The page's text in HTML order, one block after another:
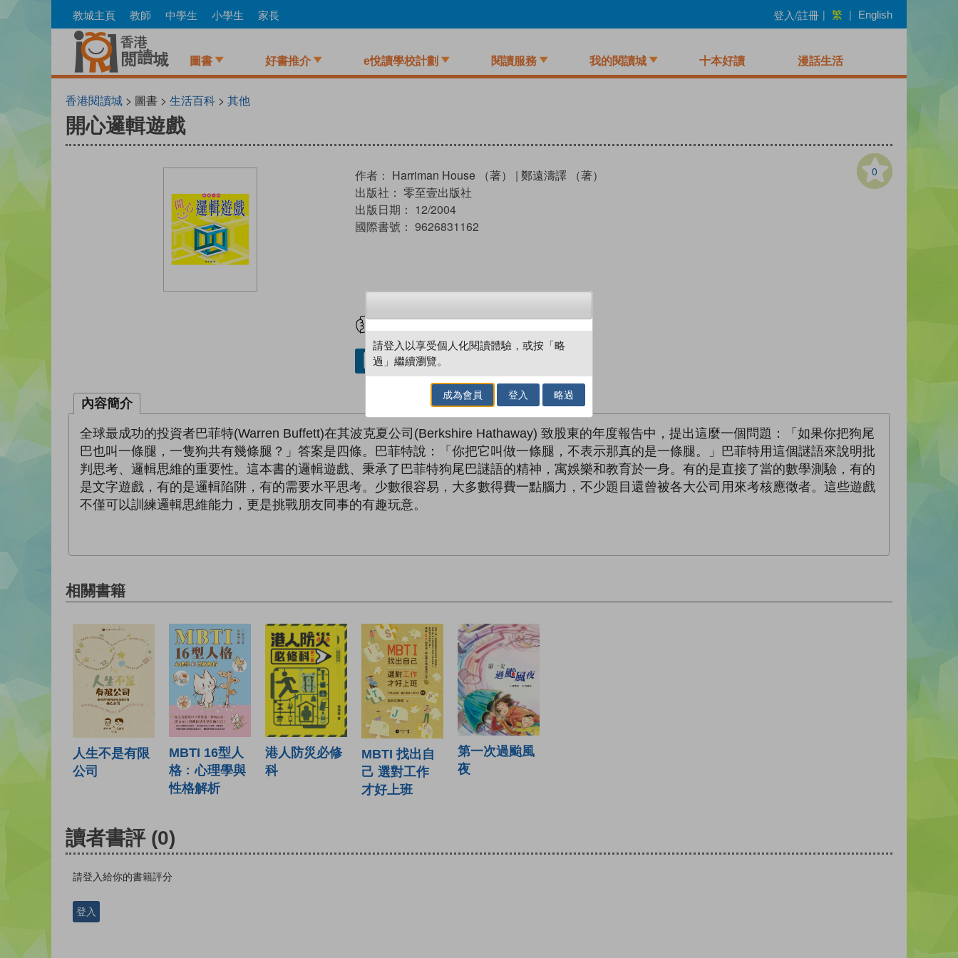
to
教城主頁 教師 中學生 小學生 家長 登入/註冊 | 繁 | English
圖書 好書推介 e悅讀學校計劃 閱讀服務 我的閱讀城 十本好讀 漫話生活
香港閱讀城 > 圖書 > 生活百科 > 其他
開心邏輯遊戲
0
作者： Harriman House （著） | 鄭遠濤譯 （著）
出版社： 零至壹出版社
出版日期： 12/2004
國際書號： 9626831162
借閱實體書
內容簡介
全球最成功的投資者巴菲特(Warren Buffett)在其波克夏公司(Berkshire Hathaway) 致股東的年度報告中，提出這麼一個問題：「如果你把狗尾
巴也叫一條腿，一隻狗共有幾條腿？」答案是四條。巴菲特說：「你把它叫做一條腿，不表示那真的是一條腿。」巴菲特用這個謎語來說明批
判思考、邏輯思維的重要性。這本書的邏輯遊戲、秉承了巴菲特狗尾巴謎語的精神，寓娛樂和教育於一身。有的是直接了當的數學測驗，有的
是文字遊戲，有的是邏輯陷阱，有的需要水平思考。少數很容易，大多數得費一點腦力，不少題目還曾被各大公司用來考核應徵者。這些遊戲
不僅可以訓練邏輯思維能力，更是挑戰朋友同事的有趣玩意。
相關書籍
人生不是有限
公司
MBTI 16型人
格﹕心理學與
性格解析
港人防災必修
科
MBTI 找出自
己 選對工作
才好上班
第一次過颱風
夜
讀者書評 (0)
請登入給你的書籍評分
登入
請登入以享受個人化閱讀體驗，或按「略
過」繼續瀏覽。
成為會員 登入 略過